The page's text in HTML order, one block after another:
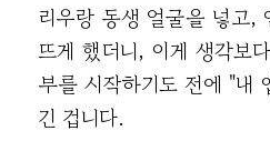
리우랑 동생 얼굴을 넣고,
뜨게 했더니, 이게 생각보
부를 시작하기도 전에 "내
긴 겁니다.